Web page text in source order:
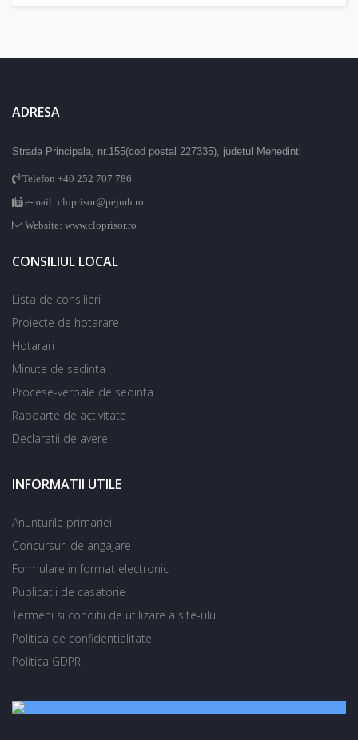
ADRESA
Strada Principala, nr.155(cod postal 227335), judetul Mehedinti
Telefon +40 252 707 786
e-mail: cloprisor@pejmh.ro
Website: www.cloprisor.ro
CONSILIUL LOCAL
Lista de consilieri
Proiecte de hotarare
Hotarari
Minute de sedinta
Procese-verbale de sedinta
Rapoarte de activitate
Declaratii de avere
INFORMATII UTILE
Anunturile primariei
Concursuri de angajare
Formulare in format electronic
Publicatii de casatorie
Termeni si conditii de utilizare a site-ului
Politica de confidentialitate
Politica GDPR